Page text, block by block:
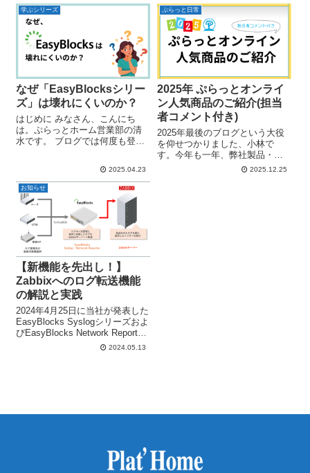
学ぶシリーズ
なぜ「EasyBlocksシリー
ズ」は壊れにくいのか？
はじめに みなさん、こんにち
は。ぷらっとホーム営業部の清
水です。 ブログでは何度も登場
頼性で多くのお客様から高い評
価をいただいています。 「なん
でこんなに壊れないの？」と逆
に...
2025.04.23
ぷらっと日常
2025年 ぷらっとオンライ
ン人気商品のご紹介(担当
者コメント付き)
2025年最後のブログという大役
を仰せつかりました、小林で
す。今年も一年、弊社製品・サ
ービスをご利用いただき、そし
2025.12.25
お知らせ
【新機能を先出し！】
Zabbixへのログ転送機能
の解説と実践
2024年4月25日に当社が発表した
EasyBlocks Syslogシリーズおよ
びEasyBlocks Network Reporter
に追加された新機能、Zabbixへ
2024.05.13